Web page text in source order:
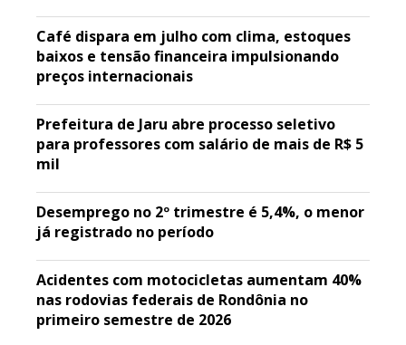
Café dispara em julho com clima, estoques
baixos e tensão financeira impulsionando
preços internacionais
Prefeitura de Jaru abre processo seletivo
para professores com salário de mais de R$ 5
mil
Desemprego no 2º trimestre é 5,4%, o menor
já registrado no período
Acidentes com motocicletas aumentam 40%
nas rodovias federais de Rondônia no
primeiro semestre de 2026